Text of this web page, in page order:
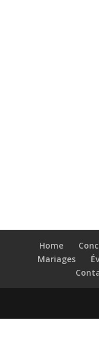
Home
Mariages